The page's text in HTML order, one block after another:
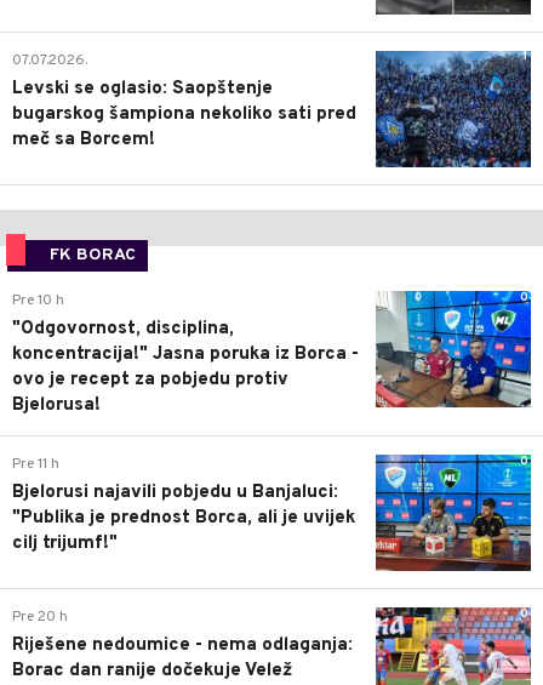
1
07.07.2026.
Levski se oglasio: Saopštenje
bugarskog šampiona nekoliko sati pred
meč sa Borcem!
FK BORAC
0
Pre 10 h
"Odgovornost, disciplina,
koncentracija!" Jasna poruka iz Borca -
ovo je recept za pobjedu protiv
Bjelorusa!
0
Pre 11 h
Bjelorusi najavili pobjedu u Banjaluci:
"Publika je prednost Borca, ali je uvijek
cilj trijumf!"
0
Pre 20 h
Riješene nedoumice - nema odlaganja:
Borac dan ranije dočekuje Velež